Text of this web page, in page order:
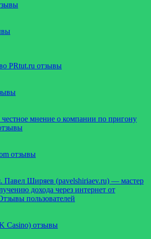
PRtut.ru отзывы
честное мнение о компании по пригону
отзывы
Павел Ширяев (pavelshiriaev.ru) — мастер
дохода через интернет от
пользователей
Casino) отзывы